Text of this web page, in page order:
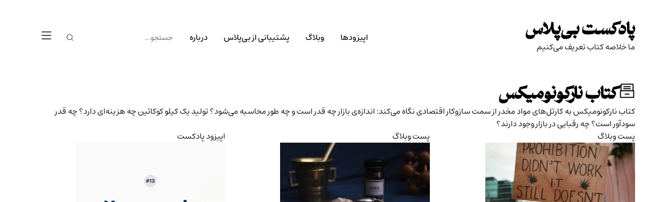
to
content
پادکست بی‌پلاس
ما خلاصه کتاب تعریف می‌کنیم
اپیزودها وبلاگ پشتیبانی از بی‌پلاس درباره
کتاب نارکونومیکس
کتاب نارکونومیکس به کارتل‌های مواد مخدر از سمت سازوکار اقتصادی نگاه می‌کند: اندازه‌ی بازار چه قدر است و چه طور محاسبه می‌شود؟ تولید یک کیلو کوکائین چه هزینه‌ای دارد؟ چه قدر
سودآور است؟ چه رقبایی در بازار وجود دارند؟
پست وبلاگ
پست وبلاگ اپیزود پادکست